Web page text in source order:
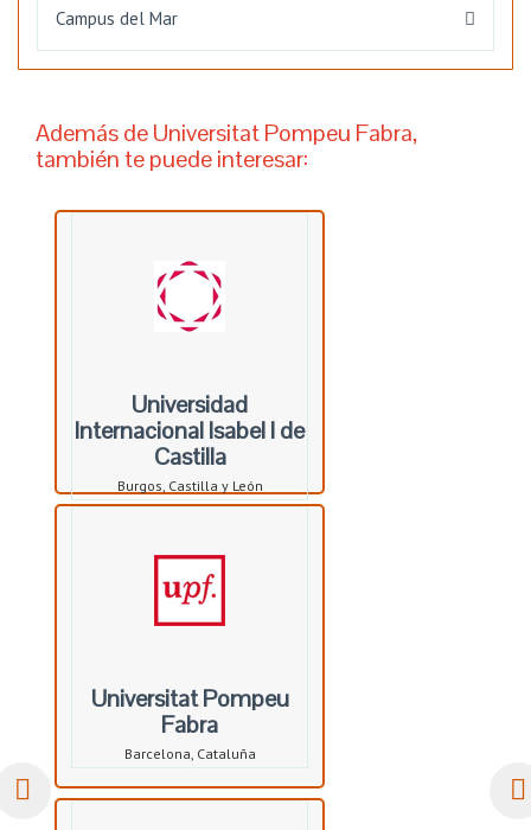
Campus del Mar
Además de Universitat Pompeu Fabra,
también te puede interesar:
Universidad
Internacional Isabel I de
Castilla
Burgos, Castilla y León
Universitat Pompeu
Fabra
Barcelona, Cataluña